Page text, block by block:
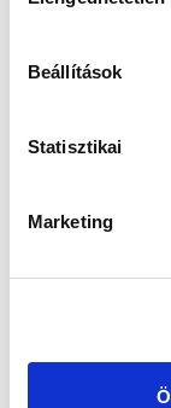
Beállítások
Statisztikai
Marketing